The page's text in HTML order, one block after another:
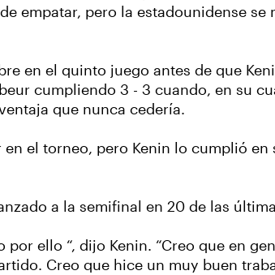
empatar, pero la estadounidense
en el quinto juego antes de que
cumpliendo 3 - 3 cuando, en su
que nunca cedería.
el torneo, pero Kenin lo cumplió
a la semifinal en 20 de las
ello “, dijo Kenin. “Creo que en
Creo que hice un muy buen